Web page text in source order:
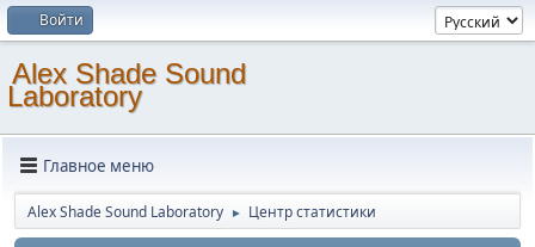
Войти
Alex Shade Sound
Laboratory
Главное меню
Alex Shade Sound Laboratory ► Центр статистики